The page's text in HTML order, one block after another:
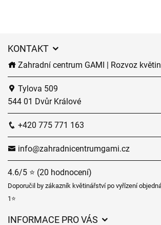
KONTAKT
Zahradní centrum GAMI | Rozvoz květin
Tylova 509
544 01 Dvůr Králové
+420 775 771 163
info@zahradnicentrumgami.cz
4.6/5 ⭐ (20 hodnocení)
Doporučil by zákazník květinářství po vyřízení
1⭐
INFORMACE PRO VÁS